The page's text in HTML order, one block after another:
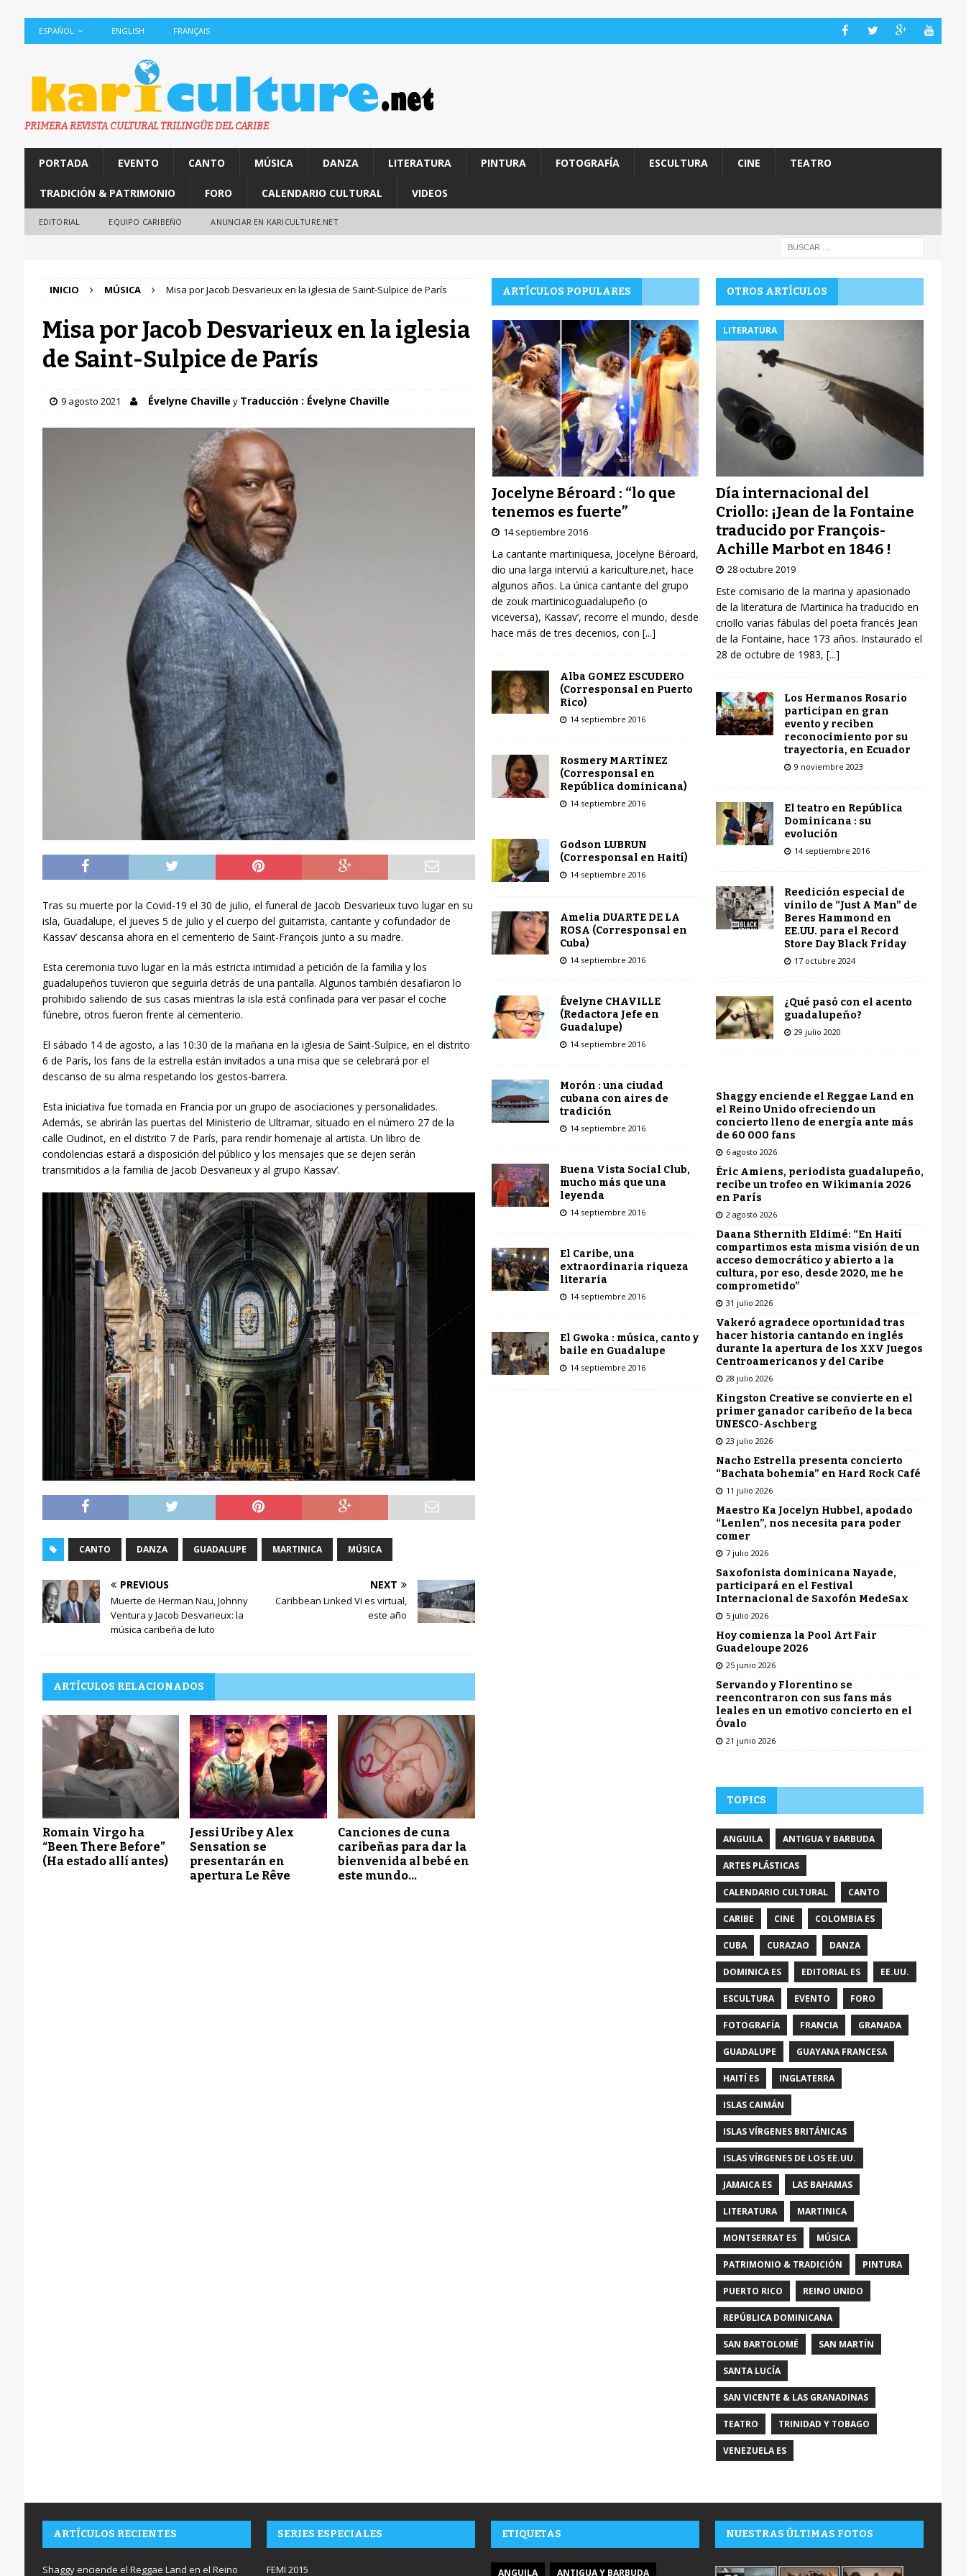
ESPAÑOL ENGLISH FRANÇAIS
PRIMERA REVISTA CULTURAL TRILINGÜE DEL CARIBE
PORTADA EVENTO CANTO MÚSICA DANZA LITERATURA PINTURA FOTOGRAFÍA ESCULTURA CINE TEATRO
TRADICIÓN & PATRIMONIO FORO CALENDARIO CULTURAL VIDEOS
EDITORIAL EQUIPO CARIBEÑO ANUNCIAR EN KARICULTURE.NET
INICIO MÚSICA Misa por Jacob Desvarieux en la iglesia de Saint-Sulpice de París
Misa por Jacob Desvarieux en la iglesia
de Saint-Sulpice de París
9 agosto 2021 Évelyne Chaville y Traducción : Évelyne Chaville
Tras su muerte por la Covid-19 el 30 de julio, el funeral de Jacob Desvarieux tuvo lugar en su
isla, Guadalupe, el jueves 5 de julio y el cuerpo del guitarrista, cantante y cofundador de
Kassav’ descansa ahora en el cementerio de Saint-François junto a su madre.
Esta ceremonia tuvo lugar en la más estricta intimidad a petición de la familia y los
guadalupeños tuvieron que seguirla detrás de una pantalla. Algunos también desafiaron lo
prohibido saliendo de sus casas mientras la isla está confinada para ver pasar el coche
fúnebre, otros fueron frente al cementerio.
El sábado 14 de agosto, a las 10:30 de la mañana en la iglesia de Saint-Sulpice, en el distrito
6 de París, los fans de la estrella están invitados a una misa que se celebrará por el
descanso de su alma respetando los gestos-barrera.
Esta iniciativa fue tomada en Francia por un grupo de asociaciones y personalidades.
Además, se abrirán las puertas del Ministerio de Ultramar, situado en el número 27 de la
calle Oudinot, en el distrito 7 de París, para rendir homenaje al artista. Un libro de
condolencias estará a disposición del público y los mensajes que se dejen serán
transmitidos a la familia de Jacob Desvarieux y al grupo Kassav’.
CANTO DANZA GUADALUPE MARTINICA MÚSICA
PREVIOUS
Muerte de Herman Nau, Johnny
Ventura y Jacob Desvarieux: la
música caribeña de luto
NEXT
Caribbean Linked VI es virtual,
este año
ARTÍCULOS RELACIONADOS
Romain Virgo ha
“Been There Before”
(Ha estado allí antes)
Jessi Uribe y Alex
Sensation se
presentarán en
apertura Le Rêve
Canciones de cuna
caribeñas para dar la
bienvenida al bebé en
este mundo…
ARTÍCULOS POPULARES
Jocelyne Béroard : “lo que
tenemos es fuerte”
14 septiembre 2016
La cantante martiniquesa, Jocelyne Béroard,
dio una larga interviú a kariculture.net, hace
algunos años. La única cantante del grupo
de zouk martinicoguadalupeño (o
viceversa), Kassav’, recorre el mundo, desde
hace más de tres decenios, con [...]
Alba GOMEZ ESCUDERO
(Corresponsal en Puerto
Rico)
14 septiembre 2016
Rosmery MARTÍNEZ
(Corresponsal en
República dominicana)
14 septiembre 2016
Godson LUBRUN
(Corresponsal en Haití)
14 septiembre 2016
Amelia DUARTE DE LA
ROSA (Corresponsal en
Cuba)
14 septiembre 2016
Évelyne CHAVILLE
(Redactora Jefe en
Guadalupe)
14 septiembre 2016
Morón : una ciudad
cubana con aires de
tradición
14 septiembre 2016
Buena Vista Social Club,
mucho más que una
leyenda
14 septiembre 2016
El Caribe, una
extraordinaria riqueza
literaria
14 septiembre 2016
El Gwoka : música, canto y
baile en Guadalupe
14 septiembre 2016
OTROS ARTÍCULOS
LITERATURA
Día internacional del
Criollo: ¡Jean de la Fontaine
traducido por François-
Achille Marbot en 1846 !
28 octubre 2019
Este comisario de la marina y apasionado
de la literatura de Martinica ha traducido en
criollo varias fábulas del poeta francés Jean
de la Fontaine, hace 173 años. Instaurado el
28 de octubre de 1983, [...]
Los Hermanos Rosario
participan en gran
evento y reciben
reconocimiento por su
trayectoria, en Ecuador
9 noviembre 2023
El teatro en República
Dominicana : su
evolución
14 septiembre 2016
Reedición especial de
vinilo de “Just A Man” de
Beres Hammond en
EE.UU. para el Record
Store Day Black Friday
17 octubre 2024
¿Qué pasó con el acento
guadalupeño?
29 julio 2020
Shaggy enciende el Reggae Land en
el Reino Unido ofreciendo un
concierto lleno de energía ante más
de 60 000 fans
6 agosto 2026
Éric Amiens, periodista guadalupeño,
recibe un trofeo en Wikimania 2026
en París
2 agosto 2026
Daana Sthernith Eldimé: “En Haití
compartimos esta misma visión de un
acceso democrático y abierto a la
cultura, por eso, desde 2020, me he
comprometido”
31 julio 2026
Vakeró agradece oportunidad tras
hacer historia cantando en inglés
durante la apertura de los XXV Juegos
Centroamericanos y del Caribe
28 julio 2026
Kingston Creative se convierte en el
primer ganador caribeño de la beca
UNESCO-Aschberg
23 julio 2026
Nacho Estrella presenta concierto
“Bachata bohemia” en Hard Rock Café
11 julio 2026
Maestro Ka Jocelyn Hubbel, apodado
“Lenlen”, nos necesita para poder
comer
7 julio 2026
Saxofonista dominicana Nayade,
participará en el Festival
Internacional de Saxofón MedeSax
5 julio 2026
Hoy comienza la Pool Art Fair
Guadeloupe 2026
25 junio 2026
Servando y Florentino se
reencontraron con sus fans más
leales en un emotivo concierto en el
Óvalo
21 junio 2026
TOPICS
ANGUILA ANTIGUA Y BARBUDA
ARTES PLÁSTICAS
CALENDARIO CULTURAL CANTO
CARIBE CINE COLOMBIA ES
CUBA CURAZAO DANZA
DOMINICA ES EDITORIAL ES EE.UU.
ESCULTURA EVENTO FORO
FOTOGRAFÍA FRANCIA GRANADA
GUADALUPE GUAYANA FRANCESA
HAITÍ ES INGLATERRA
ISLAS CAIMÁN
ISLAS VÍRGENES BRITÁNICAS
ISLAS VÍRGENES DE LOS EE.UU.
JAMAICA ES LAS BAHAMAS
LITERATURA MARTINICA
MONTSERRAT ES MÚSICA
PATRIMONIO & TRADICIÓN PINTURA
PUERTO RICO REINO UNIDO
REPÚBLICA DOMINICANA
SAN BARTOLOMÉ SAN MARTÍN
SANTA LUCÍA
SAN VICENTE & LAS GRANADINAS
TEATRO TRINIDAD Y TOBAGO
VENEZUELA ES
ARTÍCULOS RECIENTES
Shaggy enciende el Reggae Land en el Reino
SERIES ESPECIALES
FEMI 2015
ETIQUETAS
ANGUILA ANTIGUA Y BARBUDA
NUESTRAS ÚLTIMAS FOTOS